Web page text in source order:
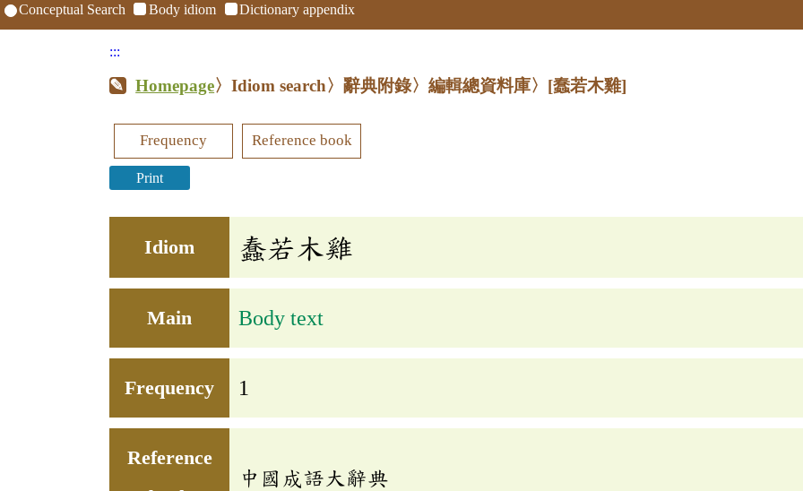
Conceptual Search Body idiom Dictionary appendix
:::
Homepage〉Idiom search〉辭典附錄〉編輯總資料庫〉 [蠢若木雞]
Frequency Reference book
Print
Idiom 蠢若木雞
Main Body text
Frequency 1
Reference
中國成語大辭典